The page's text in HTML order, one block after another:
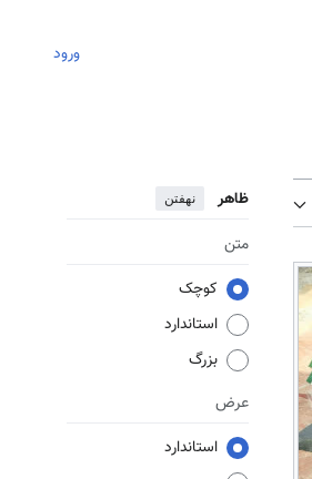
ورود
ظاهر نهفتن
متن
کوچک
استاندارد
بزرگ
عرض
استاندارد